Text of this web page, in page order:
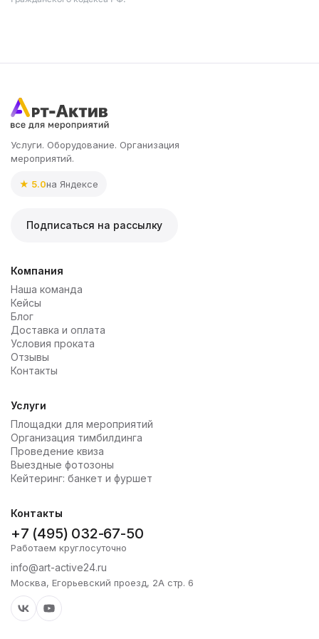
Услуги. Оборудование. Организация
мероприятий.
★ 5.0на Яндексе
Подписаться на рассылку
Компания
Наша команда
Кейсы
Блог
Доставка и оплата
Условия проката
Отзывы
Контакты
Услуги
Площадки для мероприятий
Организация тимбилдинга
Проведение квиза
Выездные фотозоны
Кейтеринг: банкет и фуршет
Контакты
+7 (495) 032-67-50
Работаем круглосуточно
info@art-active24.ru
Москва, Егорьевский проезд, 2А стр. 6